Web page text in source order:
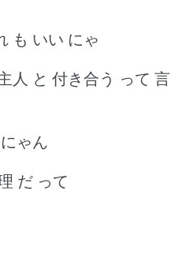
も いい にゃ
人 と 付き合う って 言
ゃん
だ って